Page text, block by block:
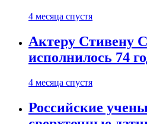
4 месяца спустя
Актеру Стивену
исполнилось 74
4 месяца спустя
Российские